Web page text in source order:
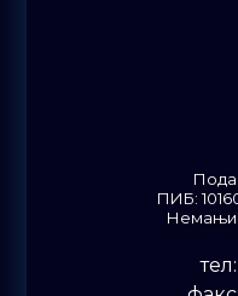
ПИБ: